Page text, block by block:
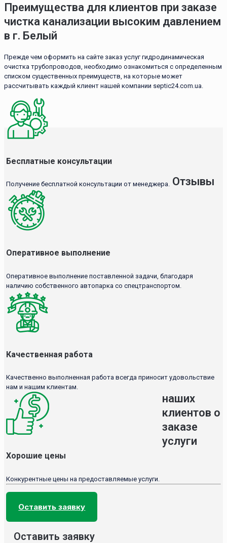
Преимущества для клиентов при заказе
чистка канализации высоким давлением
в г. Белый
Прежде чем оформить на сайте заказ услуг гидродинамическая
очистка трубопроводов, необходимо ознакомиться с определенным
списком существенных преимуществ, на которые может
рассчитывать каждый клиент нашей компании septic24.com.ua.
Бесплатные консультации
Получение бесплатной консультации от менеджера.
Оперативное выполнение
Оперативное выполнение поставленной задачи, благодаря
наличию собственного автопарка со спецтранспортом.
Качественная работа
Качественно выполненная работа всегда приносит удовольствие
нам и нашим клиентам.
Хорошие цены
Конкурентные цены на предоставляемые услуги.
Оставить заявку
Оставить заявку
Отзывы
наших
клиентов о
заказе
услуги